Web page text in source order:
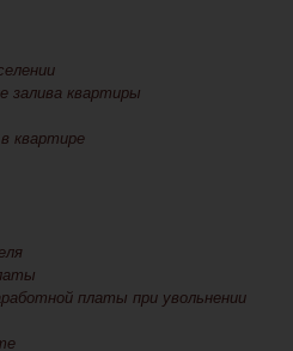
залива квартиры
квартире
платы при увольнении